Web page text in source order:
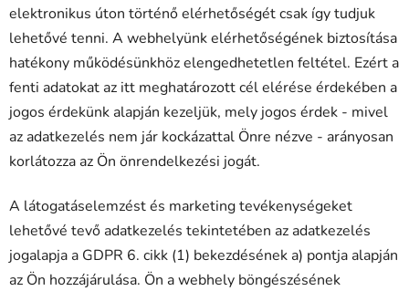
elektronikus úton történő elérhetőségét csak így tudjuk
lehetővé tenni. A webhelyünk elérhetőségének biztosítása
hatékony működésünkhöz elengedhetetlen feltétel. Ezért a
fenti adatokat az itt meghatározott cél elérése érdekében a
jogos érdekünk alapján kezeljük, mely jogos érdek - mivel
az adatkezelés nem jár kockázattal Önre nézve - arányosan
korlátozza az Ön önrendelkezési jogát.
A látogatáselemzést és marketing tevékenységeket
lehetővé tevő adatkezelés tekintetében az adatkezelés
jogalapja a GDPR 6. cikk (1) bekezdésének a) pontja alapján
az Ön hozzájárulása. Ön a webhely böngészésének